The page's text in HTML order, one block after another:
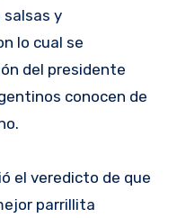
salsas y
lo cual se
del presidente
conocen de
el veredicto de que
parrillita